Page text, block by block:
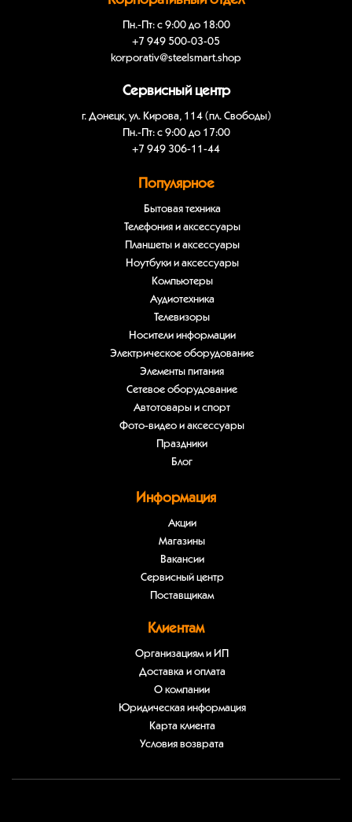
Пн.-Пт: с 9:00 до 18:00
+7 949 500-03-05
korporativ@steelsmart.shop
Сервисный центр
г. Донецк, ул. Кирова, 114 (пл. Свободы)
Пн.-Пт: с 9:00 до 17:00
+7 949 306-11-44
Популярное
Бытовая техника
Телефония и аксессуары
Планшеты и аксессуары
Ноутбуки и аксессуары
Компьютеры
Аудиотехника
Телевизоры
Носители информации
Электрическое оборудование
Элементы питания
Сетевое оборудование
Автотовары и спорт
Фото-видео и аксессуары
Праздники
Блог
Информация
Акции
Магазины
Вакансии
Сервисный центр
Поставщикам
Клиентам
Организациям и ИП
Доставка и оплата
О компании
Юридическая информация
Карта клиента
Условия возврата